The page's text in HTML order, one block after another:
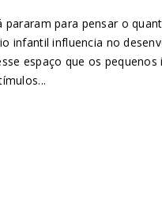
pararam para pensar o
infantil influencia no
espaço que os